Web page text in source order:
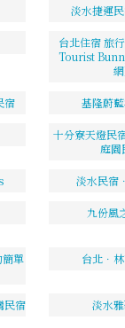
淡水捷運
台北住宿 旅
Tourist
網
宿 基隆蔚
十分寮天燈民
庭園
淡水民宿
九份風
單
台北．
民宿 淡水